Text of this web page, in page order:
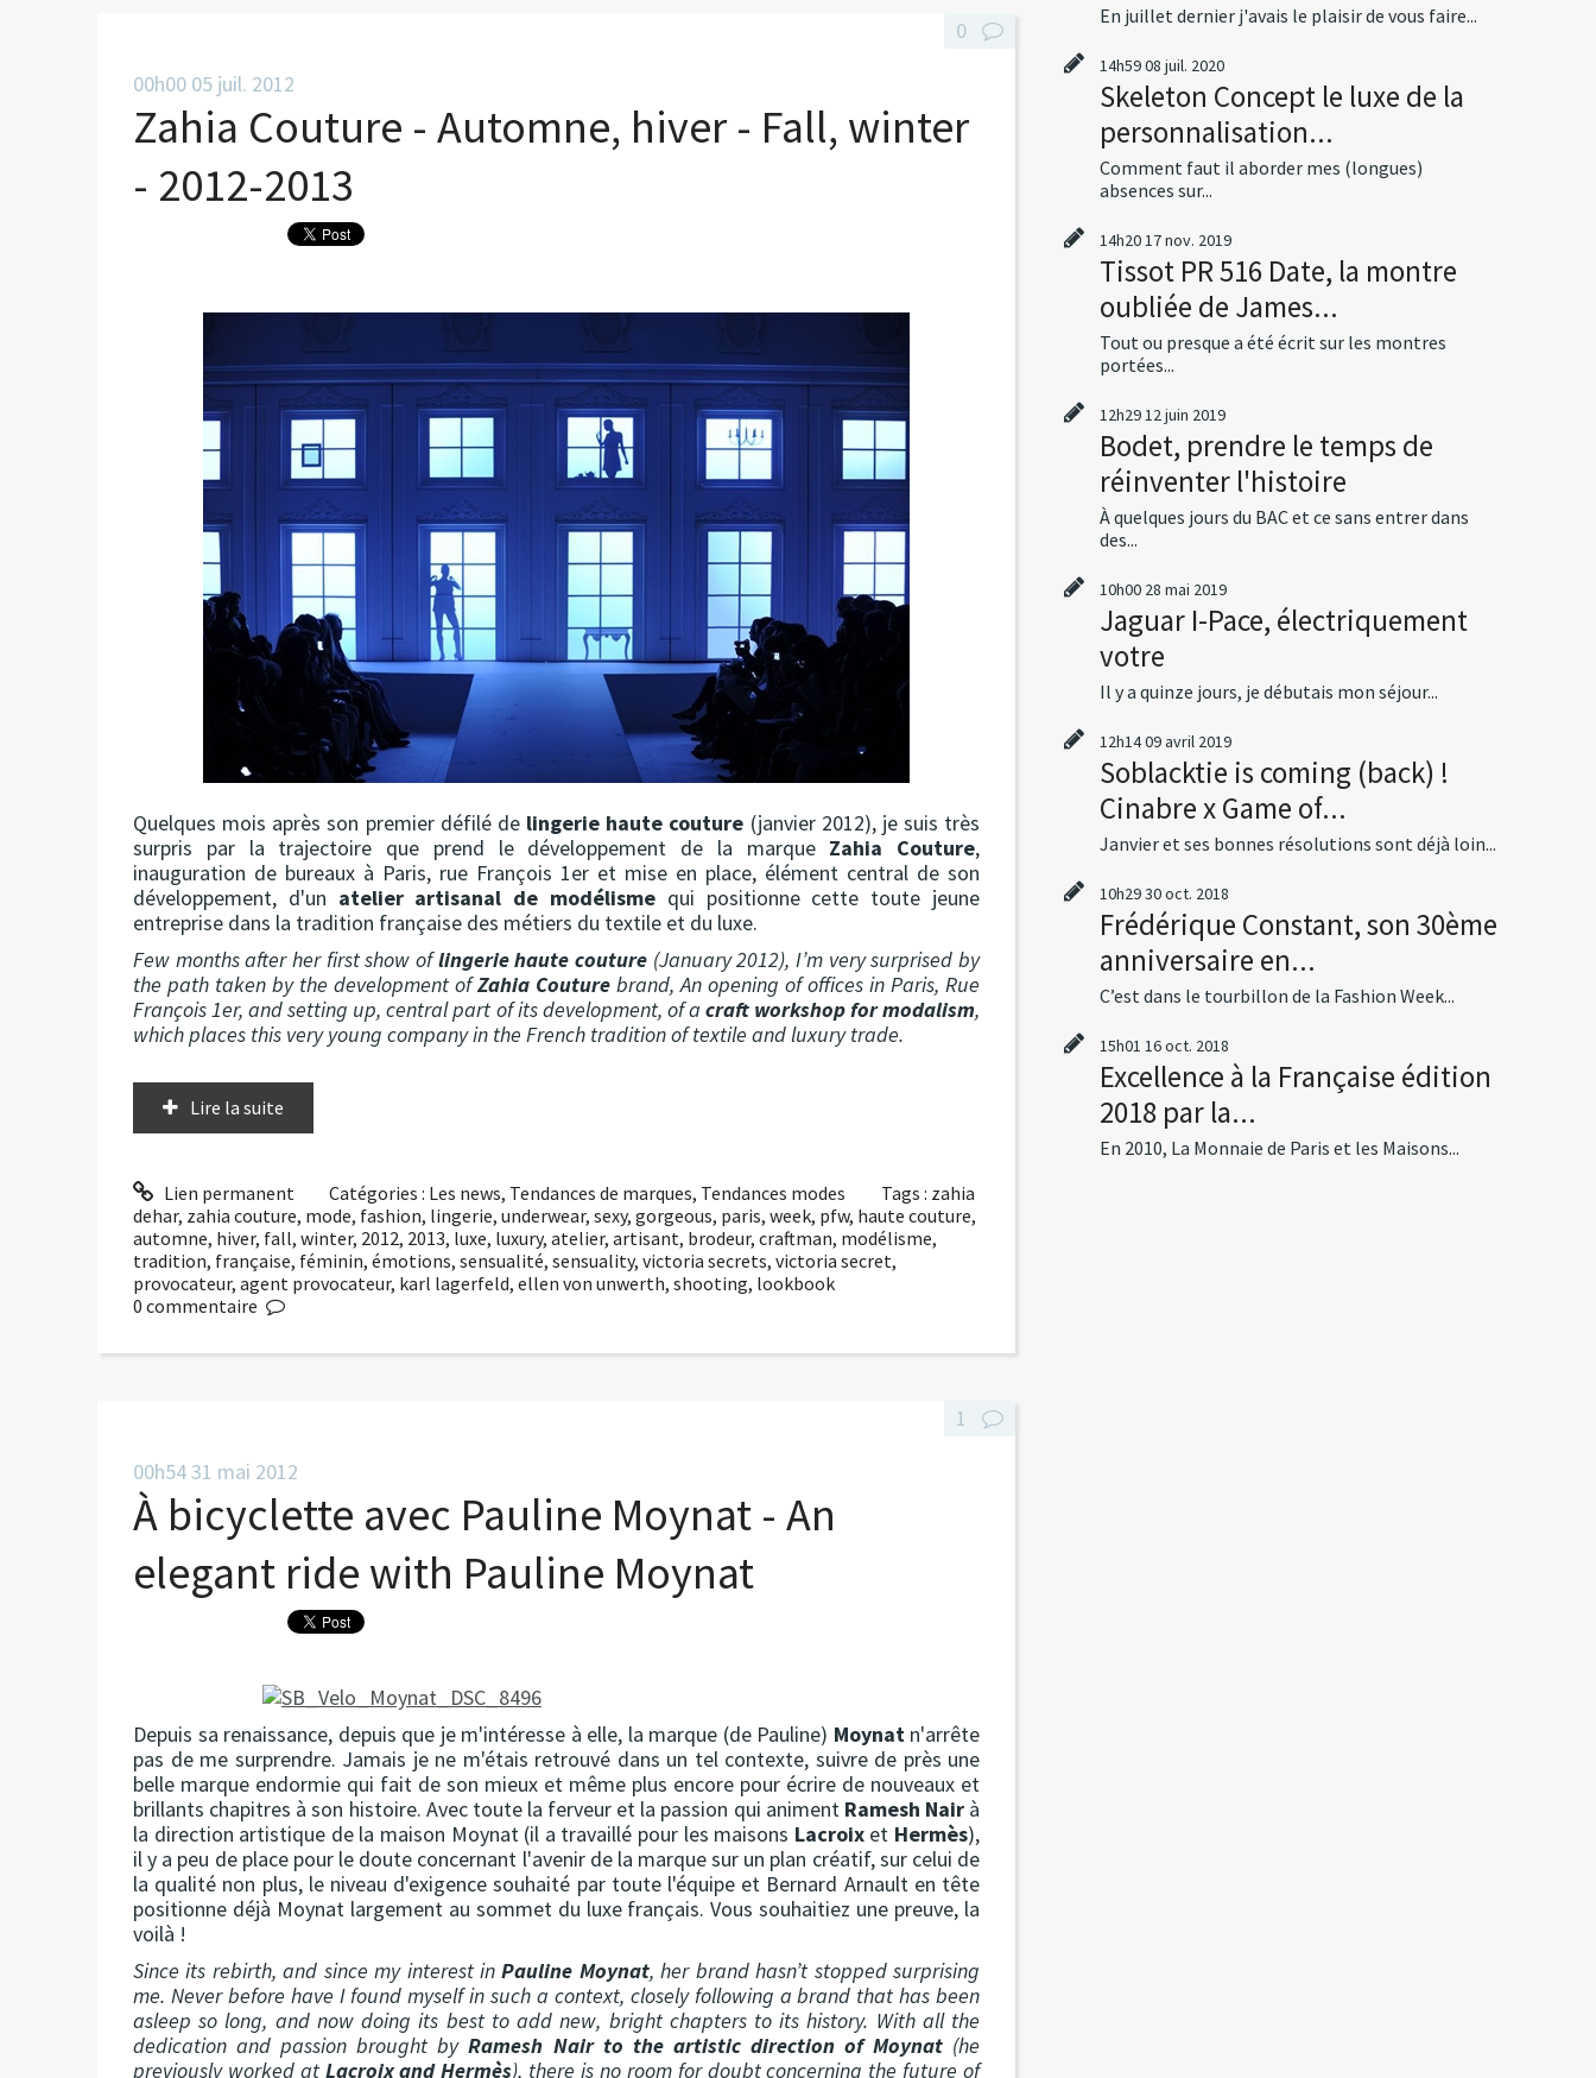
00h00 05 juil. 2012
Zahia Couture - Automne, hiver - Fall, winter
- 2012-2013
Quelques mois après son premier défilé de lingerie haute couture (janvier 2012), je suis très
surpris par la trajectoire que prend le développement de la marque Zahia Couture,
inauguration de bureaux à Paris, rue François 1er et mise en place, élément central de son
développement, d'un atelier artisanal de modélisme qui positionne cette toute jeune
entreprise dans la tradition française des métiers du textile et du luxe.
Few months after her first show oflingerie haute couture (January 2012), I’m very surprised by
the path taken by the development ofZahia Couture brand, An opening of offices in Paris, Rue
François 1er, and setting up, central part of its development, of a craft workshop for modalism,
which places this very young company in the French tradition of textile and luxury trade.
Lire la suite
Lien permanent Catégories : Les news, Tendances de marques, Tendances modes Tags : zahia
dehar, zahia couture, mode, fashion, lingerie, underwear, sexy, gorgeous, paris, week, pfw, haute couture,
automne, hiver, fall, winter, 2012, 2013, luxe, luxury, atelier, artisant, brodeur, craftman, modélisme,
tradition, française, féminin, émotions, sensualité, sensuality, victoria secrets, victoria secret,
provocateur, agent provocateur, karl lagerfeld, ellen von unwerth, shooting, lookbook
0
0 commentaire
00h5431 mai 2012
À bicyclette avec Pauline Moynat - An
elegant ride with Pauline Moynat
Depuis sa renaissance, depuis que je m'intéresse à elle, la marque (de Pauline) Moynatn'arrête
pas de me surprendre. Jamais je ne m'étais retrouvé dans un tel contexte, suivre de près une
belle marque endormie qui fait de son mieux et même plus encore pour écrire de nouveaux et
brillants chapitres à son histoire. Avec toute la ferveur et la passion qui animent Ramesh Nairà
la direction artistique de la maison Moynat (il a travaillé pour les maisons Lacroixet Hermès),
il y a peu de place pour le doute concernant l'avenir de la marque sur un plan créatif, sur celui de
la qualité non plus, le niveau d'exigence souhaité par toute l'équipe et Bernard Arnault en tête
positionne déjà Moynat largement au sommet du luxe français. Vous souhaitiez une preuve, la
voilà !
Since its rebirth, and since my interest inPauline Moynat, her brand hasn’t stopped surprising
me. Never before have I found myself in such a context, closely following a brand that has been
asleep so long, and now doing its best to add new, bright chapters to its history. With all the
dedication and passion brought byRamesh Nair to the artistic direction of Moynat (he
previously worked at Lacroix and Hermès), there is no room for doubt concerning the future of
1
En juillet dernier j'avais le plaisir de vous faire...
14h5908 juil. 2020
Skeleton Concept le luxe de la
personnalisation...
Comment faut il aborder mes (longues)
absences sur...
14h2017nov. 2019
Tissot PR 516 Date, la montre
oubliée de James...
Tout ou presque a été écrit sur les montres
portées...
12h2912juin 2019
Bodet, prendre le temps de
réinventer l'histoire
À quelques jours du BAC et ce sans entrer dans
des...
10h00 28 mai 2019
Jaguar I-Pace, électriquement
votre
Il y a quinze jours, je débutais mon séjour...
12h1409avril 2019
Soblacktie is coming (back) !
Cinabre x Game of...
Janvier et ses bonnes résolutions sont déjà loin...
10h2930oct. 2018
Frédérique Constant, son 30ème
anniversaire en...
C’est dans le tourbillon de la Fashion Week...
15h01 16oct. 2018
Excellence à la Française édition
2018 par la...
En 2010, La Monnaie de Paris et les Maisons...